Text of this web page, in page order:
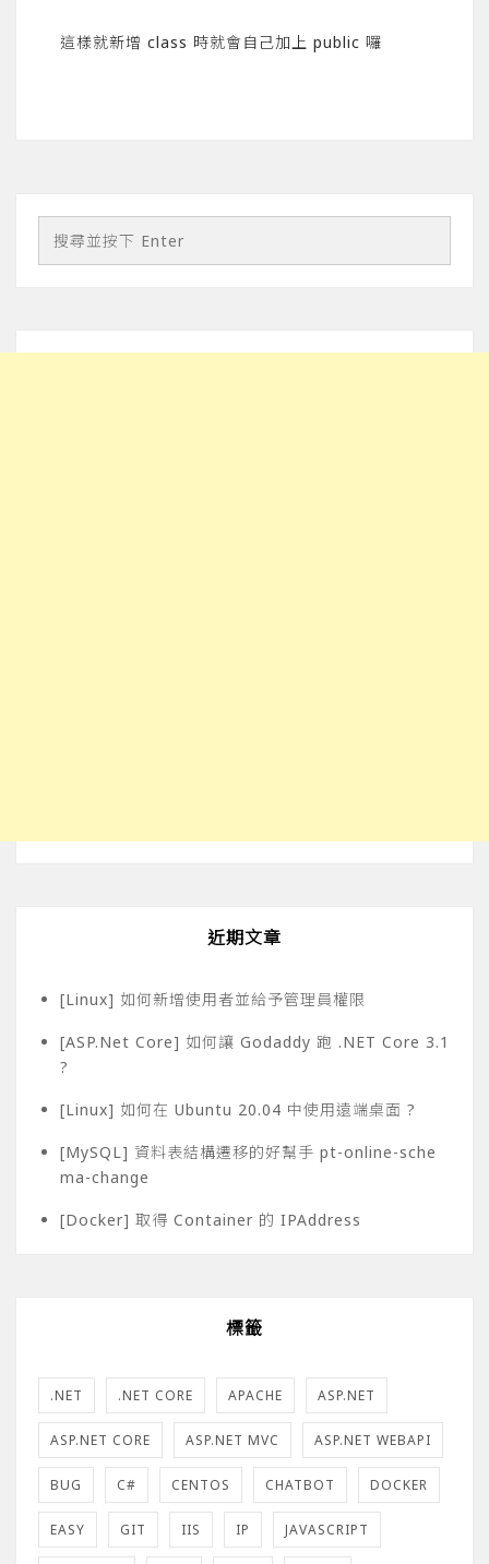
這樣就新增 class 時就會自己加上 public 囉
近期文章
[Linux] 如何新增使用者並給予管理員權限
[ASP.Net Core] 如何讓 Godaddy 跑 .NET Core 3.1
?
[Linux] 如何在 Ubuntu 20.04 中使用遠端桌面 ?
[MySQL] 資料表結構遷移的好幫手 pt-online-sche
ma-change
[Docker] 取得 Container 的 IPAddress
標籤
.NET .NET CORE APACHE ASP.NET
ASP.NET CORE ASP.NET MVC ASP.NET WEBAPI
BUG C# CENTOS CHATBOT DOCKER
EASY GIT IIS IP JAVASCRIPT